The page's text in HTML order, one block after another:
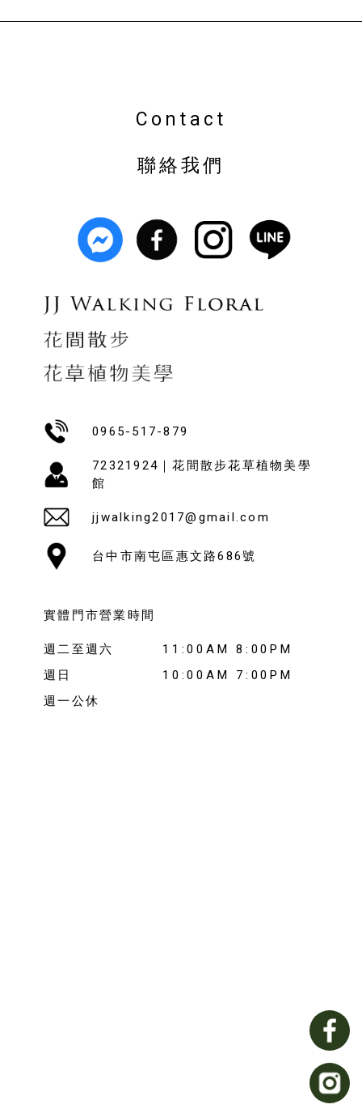
Contact
聯絡我們
0965-517-879
72321924｜花間散步花草植物美學
館
jjwalking2017@gmail.com
台中市南屯區惠文路686號
實體門市營業時間
週二至週六
11:00AM 8:00PM
週日
10:00AM 7:00PM
週一公休